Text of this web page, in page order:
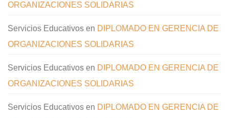
ORGANIZACIONES SOLIDARIAS
Servicios Educativos en DIPLOMADO EN GERENCIA DE
ORGANIZACIONES SOLIDARIAS
Servicios Educativos en DIPLOMADO EN GERENCIA DE
ORGANIZACIONES SOLIDARIAS
Servicios Educativos en DIPLOMADO EN GERENCIA DE